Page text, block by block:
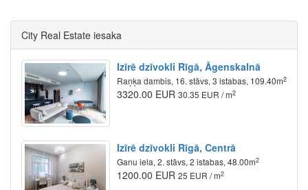
City Real Estate iesaka
Izīrē dzīvokli Rīgā, Āgenskalnā
Raņķa dambis, 16. stāvs, 3 istabas, 109.40m2
3320.00 EUR 30.35 EUR / m2
Izīrē dzīvokli Rīgā, Centrā
Ganu iela, 2. stāvs, 2 istabas, 48.00m2
1200.00 EUR 25 EUR / m2